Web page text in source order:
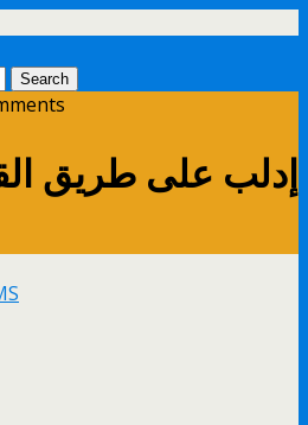
إدلب على طريق